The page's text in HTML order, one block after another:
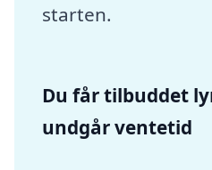
starten.
Du får tilbuddet
undgår ventetid